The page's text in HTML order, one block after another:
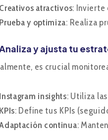
Creativos atractivos: Invierte
Prueba y optimiza: Realiza
y ajusta tu
es crucial
Instagram insights: Utiliza
KPIs: Define tus KPIs
continua: